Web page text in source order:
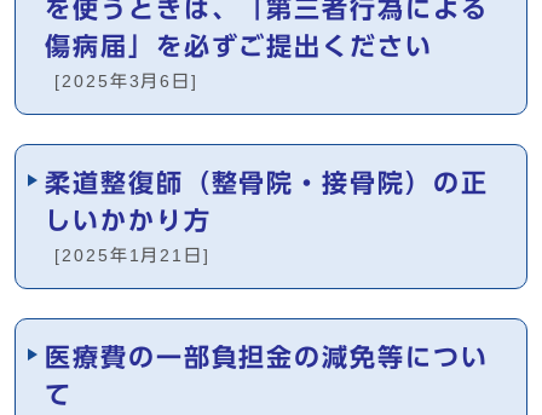
を使うときは、「第三者行為による
傷病届」を必ずご提出ください
[2025年3月6日]
柔道整復師（整骨院・接骨院）の正
しいかかり方
[2025年1月21日]
医療費の一部負担金の減免等につい
て